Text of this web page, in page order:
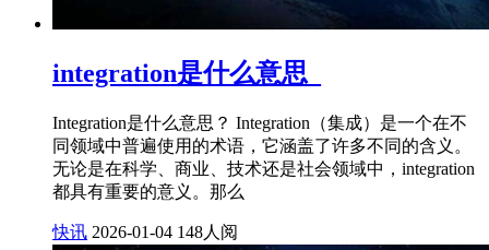
integration是什么意思_
Integration是什么意思？ Integration（集成）是一个在不
同领域中普遍使用的术语，它涵盖了许多不同的含义。
无论是在科学、商业、技术还是社会领域中，integration
都具有重要的意义。那么
快讯 2026-01-04 148人阅